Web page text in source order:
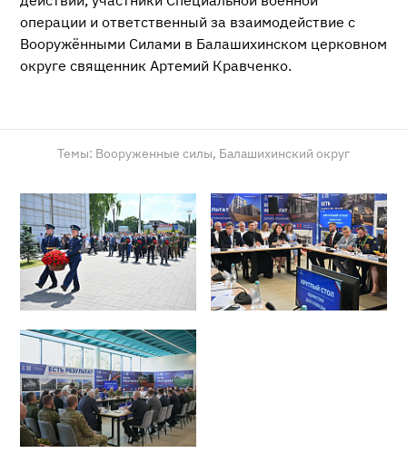
операции и ответственный за взаимодействие с
Вооружёнными Силами в Балашихинском церковном
округе священник Артемий Кравченко.
Темы: Вооруженные силы, Балашихинский округ